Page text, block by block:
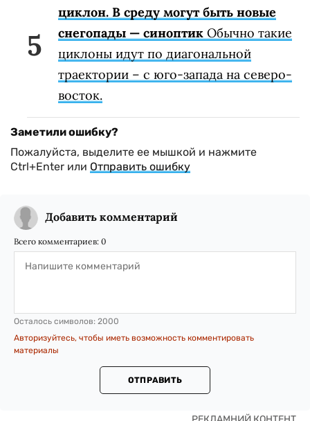
циклон. В среду могут быть новые
снегопады — синоптик Обычно такие
циклоны идут по диагональной
траектории – с юго-запада на северо-
восток.
Заметили ошибку?
Пожалуйста, выделите ее мышкой и нажмите
Ctrl+Enter или Отправить ошибку
Добавить комментарий
Всего комментариев: 0
Осталось символов: 2000
Авторизуйтесь, чтобы иметь возможность комментировать
материалы
ОТПРАВИТЬ